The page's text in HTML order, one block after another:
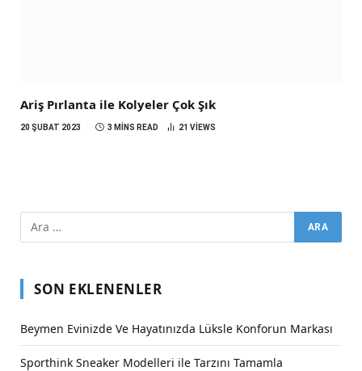
Ariş Pırlanta ile Kolyeler Çok Şık
20 ŞUBAT 2023 3 MINS READ 21 VIEWS
SON EKLENENLER
Beymen Evinizde Ve Hayatınızda Lüksle Konforun Markası
Sporthink Sneaker Modelleri ile Tarzını Tamamla